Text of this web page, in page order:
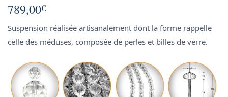
789,00€
Suspension réalisée artisanalement dont la forme rappelle
celle des méduses, composée de perles et billes de verre.